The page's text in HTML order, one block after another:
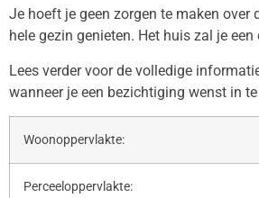
Je hoeft je geen zorgen te maken over
hele gezin genieten. Het huis zal je
Lees verder voor de volledige
wanneer je een bezichtiging wenst in
Woonoppervlakte:
Perceeloppervlakte: